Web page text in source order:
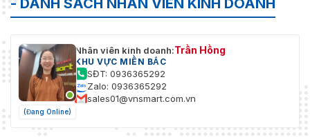
- DANH SÁCH NHÂN VIÊN KINH DOANH
(Đang Online)
Nhân viên kinh doanh:Trần Hồng
KHU VỰC MIỀN BẮC
SĐT: 0936365292
Zalo: 0936365292
sales01@vnsmart.com.vn